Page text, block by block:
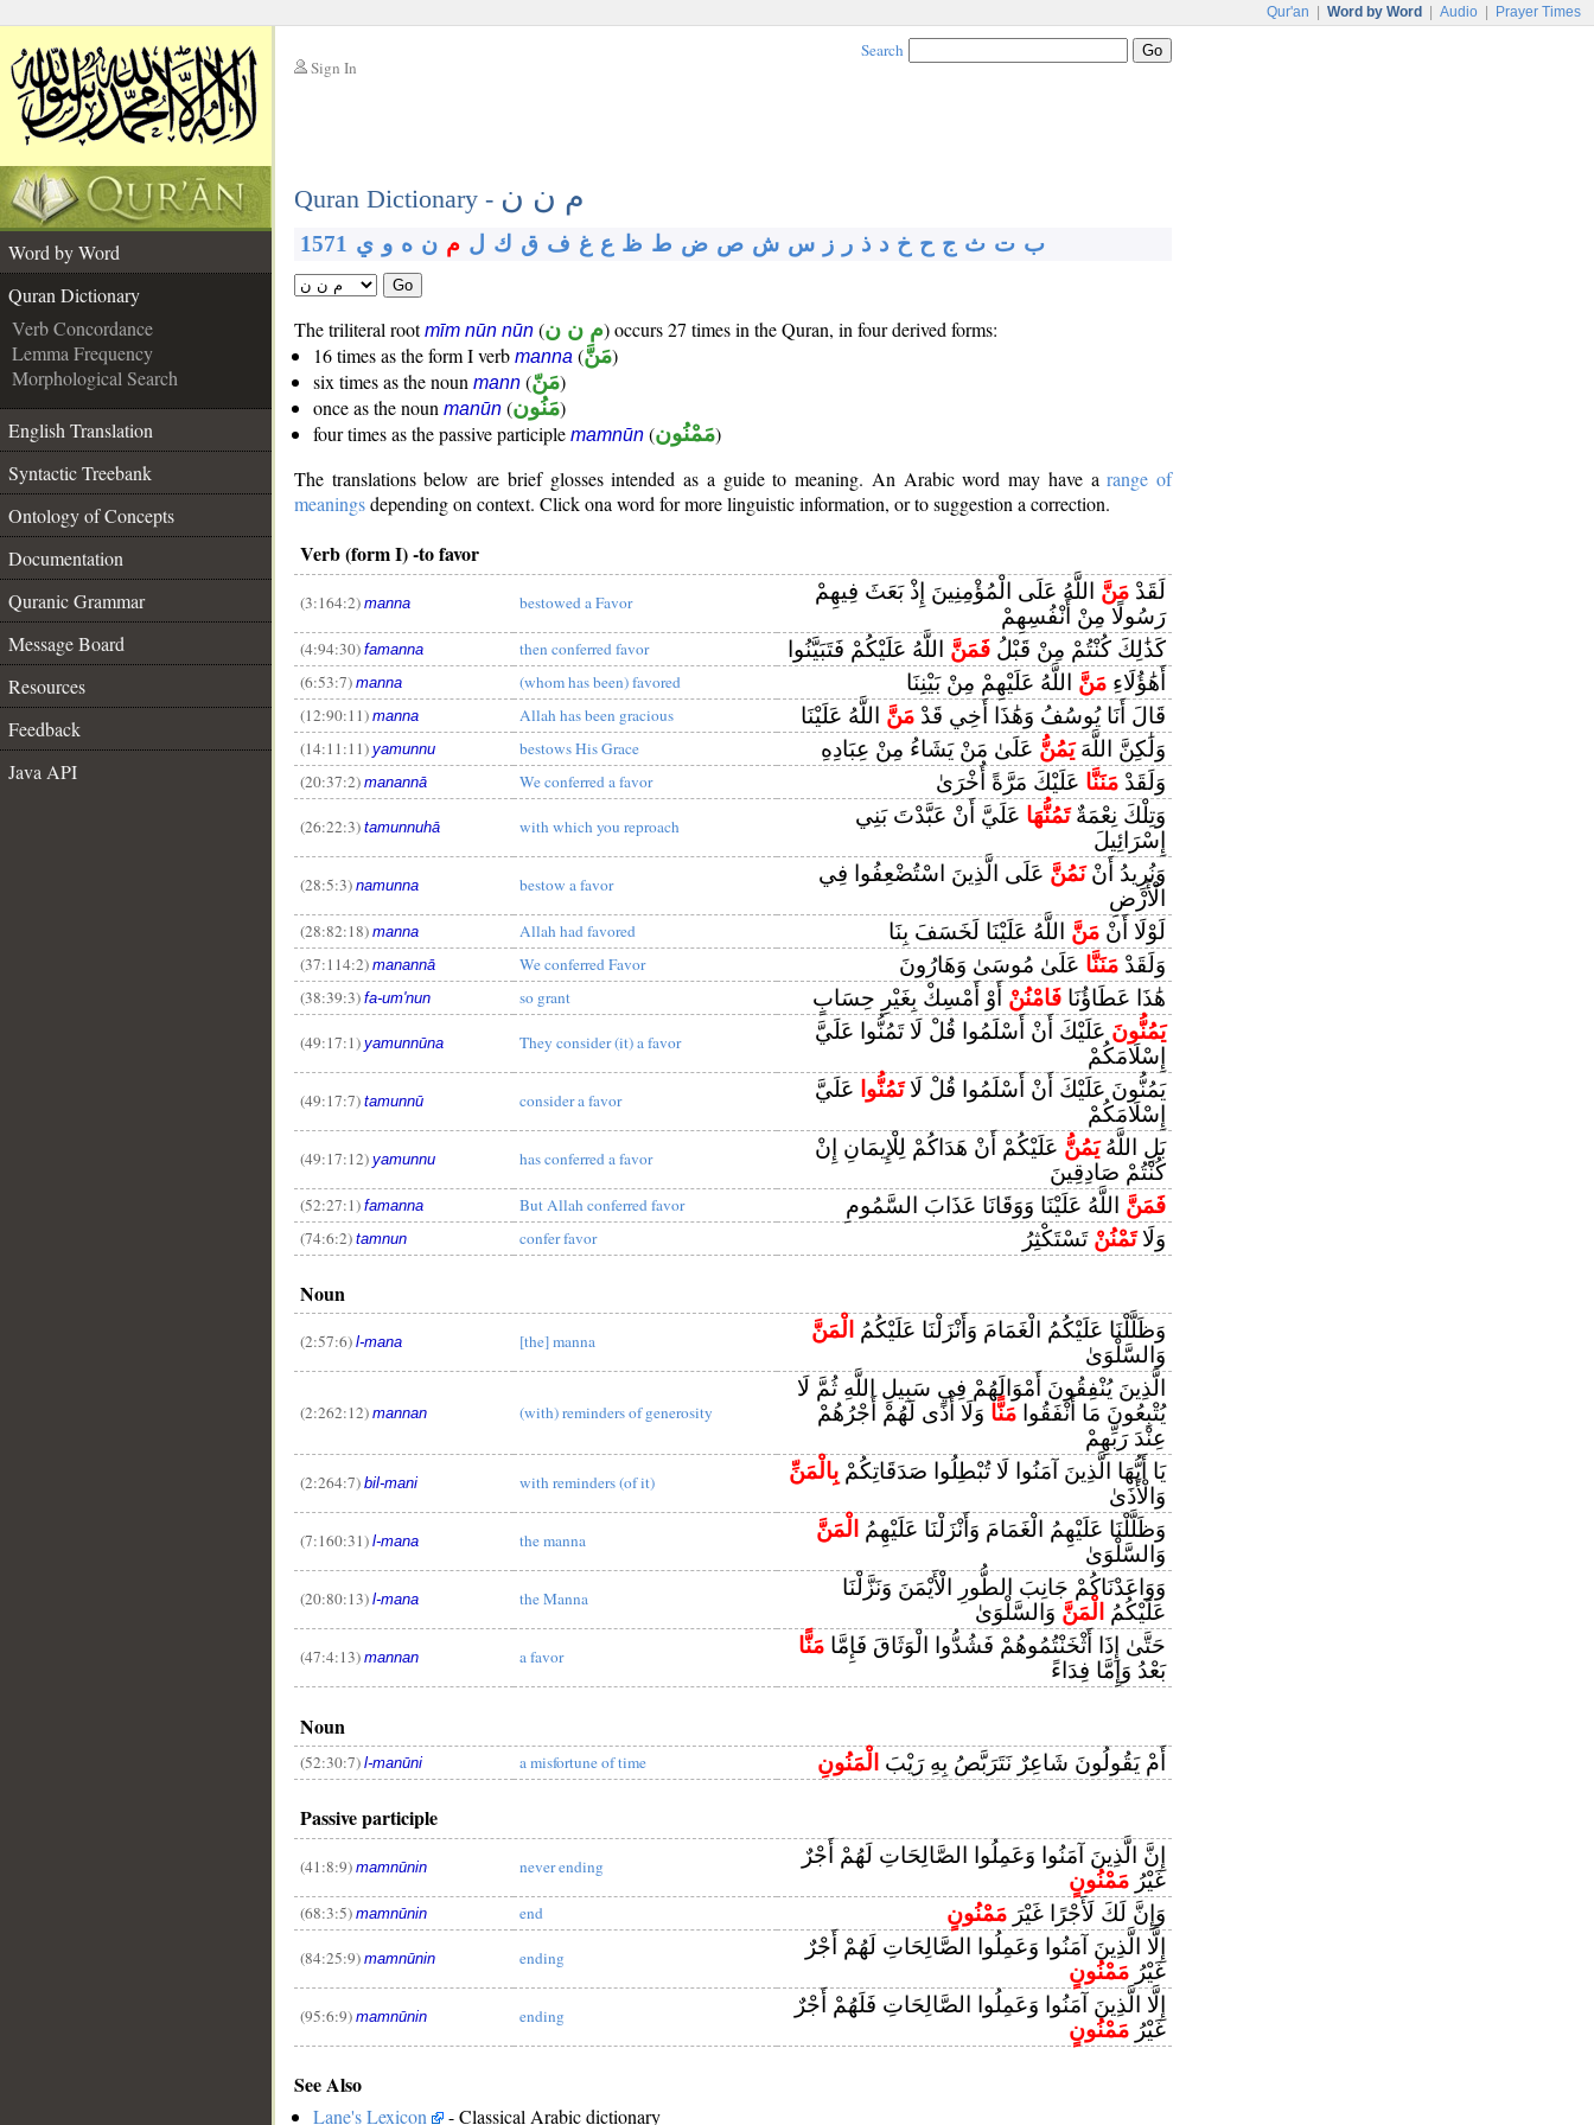
Qur'an Word by Word Audio Prayer Times
Sign In
Search
Quran Dictionary - م ن ن
Word by Word
Quran Dictionary
Verb Concordance
Lemma Frequency
Morphological Search
English Translation
Syntactic Treebank
Ontology of Concepts
Documentation
Quranic Grammar
Message Board
Resources
Feedback
Java API
1571 ب ت ث ج ح خ د ذ ر ز س ش ص ض ط ظ ع غ ف ق ك ل م ن ه و ي
Go
The triliteral rootmīm nūn nūn (م ن ن) occurs 27 times in the Quran, in four derived forms:
16 times as the form I verb manna (مَنَّ)
six times as the noun mann (مَنّ)
once as the noun manūn (مَنُون)
four times as the passive participle mamnūn (مَمْنُون)
The translations below are brief glosses intended as a guide to meaning. An Arabic word may have arange of
meaningsdepending on context. Click ona word for more linguistic information, or to suggestion a correction.
Verb (form I) -to favor
(3:164:2) manna bestowed a Favor لَقَدْ مَنَّ اللَّهُ عَلَى الْمُؤْمِنِينَ إِذْ بَعَثَ فِيهِمْ
رَسُولًا مِنْ أَنْفُسِهِمْ
(4:94:30) famanna then conferred favor كَذَٰلِكَ كُنْتُمْ مِنْ قَبْلُ فَمَنَّ اللَّهُ عَلَيْكُمْ فَتَبَيَّنُوا
(6:53:7) manna (whom has been) favored أَهَٰؤُلَاءِ مَنَّ اللَّهُ عَلَيْهِمْ مِنْ بَيْنِنَا
(12:90:11) manna Allah has been gracious قَالَ أَنَا يُوسُفُ وَهَٰذَا أَخِي قَدْ مَنَّ اللَّهُ عَلَيْنَا
(14:11:11) yamunnu bestows His Grace وَلَٰكِنَّ اللَّهَيَمُنُّ عَلَىٰ مَنْ يَشَاءُ مِنْ عِبَادِهِ
(20:37:2) manannā We conferred a favor وَلَقَدْ مَنَنَّا عَلَيْكَ مَرَّةً أُخْرَىٰ
(26:22:3) tamunnuhā with which you reproach وَتِلْكَ نِعْمَةٌتَمُنُّهَا عَلَيَّ أَنْ عَبَّدْتَ بَنِي
إِسْرَائِيلَ
(28:5:3) namunna bestow a favor وَنُرِيدُ أَنْنَمُنَّ عَلَى الَّذِينَ اسْتُضْعِفُوا فِي
الْأَرْضِ
(28:82:18) manna Allah had favored لَوْلَا أَنْ مَنَّ اللَّهُ عَلَيْنَا لَخَسَفَ بِنَا
(37:114:2) manannā We conferred Favor وَلَقَدْ مَنَنَّا عَلَىٰ مُوسَىٰ وَهَارُونَ
(38:39:3) fa-um'nun so grant هَٰذَا عَطَاؤُنَا فَامْنُنْ أَوْ أَمْسِكْ بِغَيْرِ حِسَابٍ
(49:17:1) yamunnūna They consider (it) a favor يَمُنُّونَ عَلَيْكَ أَنْ أَسْلَمُوا قُلْ لَا تَمُنُّوا عَلَيَّ
إِسْلَامَكُمْ
(49:17:7) tamunnū consider a favor يَمُنُّونَ عَلَيْكَ أَنْ أَسْلَمُوا قُلْ لَاتَمُنُّوا عَلَيَّ
إِسْلَامَكُمْ
(49:17:12) yamunnu has conferred a favor بَلِ اللَّهُيَمُنُّ عَلَيْكُمْ أَنْ هَدَاكُمْ لِلْإِيمَانِ إِنْ
كُنْتُمْ صَادِقِينَ
(52:27:1) famanna But Allah conferred favor فَمَنَّ اللَّهُ عَلَيْنَا وَوَقَانَا عَذَابَ السَّمُومِ
(74:6:2) tamnun confer favor وَلَاتَمْنُنْ تَسْتَكْثِرُ
Noun
(2:57:6) l-mana [the] manna وَظَلَّلْنَا عَلَيْكُمُ الْغَمَامَ وَأَنْزَلْنَا عَلَيْكُمُ الْمَنَّ
وَالسَّلْوَىٰ
(2:262:12) mannan (with) reminders of generosity
الَّذِينَ يُنْفِقُونَ أَمْوَالَهُمْ فِي سَبِيلِ اللَّهِ ثُمَّ لَا
يُتْبِعُونَ مَا أَنْفَقُوا مَنًّا وَلَا أَذًى لَهُمْ أَجْرُهُمْ
عِنْدَ رَبِّهِمْ
(2:264:7) bil-mani with reminders (of it) يَا أَيُّهَا الَّذِينَ آمَنُوا لَا تُبْطِلُوا صَدَقَاتِكُمْ بِالْمَنِّ
وَالْأَذَىٰ
(7:160:31) l-mana the manna وَظَلَّلْنَا عَلَيْهِمُ الْغَمَامَ وَأَنْزَلْنَا عَلَيْهِمُ الْمَنَّ
وَالسَّلْوَىٰ
(20:80:13) l-mana the Manna
وَوَاعَدْنَاكُمْ جَانِبَ الطُّورِ الْأَيْمَنَ وَنَزَّلْنَا
عَلَيْكُمُ الْمَنَّ وَالسَّلْوَىٰ
(47:4:13) mannan a favor حَتَّىٰ إِذَا أَثْخَنْتُمُوهُمْ فَشُدُّوا الْوَثَاقَ فَإِمَّا مَنًّا
بَعْدُ وَإِمَّا فِدَاءً
Noun
(52:30:7) l-manūni a misfortune of time أَمْ يَقُولُونَ شَاعِرٌ نَتَرَبَّصُ بِهِ رَيْبَ الْمَنُونِ
Passive participle
(41:8:9) mamnūnin never ending
إِنَّ الَّذِينَ آمَنُوا وَعَمِلُوا الصَّالِحَاتِ لَهُمْ أَجْرٌ
غَيْرُ مَمْنُونٍ
(68:3:5) mamnūnin end وَإِنَّ لَكَ لَأَجْرًا غَيْرَ مَمْنُونٍ
(84:25:9) mamnūnin ending
إِلَّا الَّذِينَ آمَنُوا وَعَمِلُوا الصَّالِحَاتِ لَهُمْ أَجْرٌ
غَيْرُ مَمْنُونٍ
(95:6:9) mamnūnin ending
إِلَّا الَّذِينَ آمَنُوا وَعَمِلُوا الصَّالِحَاتِ فَلَهُمْ أَجْرٌ
غَيْرُ مَمْنُونٍ
See Also
Lane's Lexicon - Classical Arabic dictionary